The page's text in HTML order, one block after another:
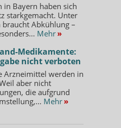
in Bayern haben sich
starkgemacht. Unter
Abkühlung –
Mehr »
Medikamente:
nicht verboten
Arzneimittel werden in
aber nicht
die aufgrund
Mehr »